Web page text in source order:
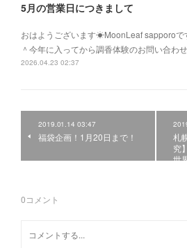
5月の営業日につきまして
おはようございます☀MoonLeaf sapporoで
＾今年に入ってから調香体験のお問い合わ
2026.04.23 02:37
2019.01.14 03:47
福袋企画！1月20日まで！
札
究
世
0コメント